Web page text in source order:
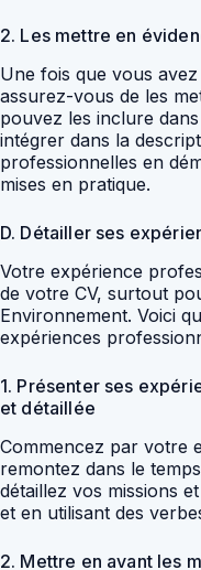
2. Les mettre en
Une fois que vous
assurez-vous de les
pouvez les inclure
intégrer dans la
professionnelles en
mises en pratique.
D. Détailler ses
Votre expérience
de votre CV, surtout
Environnement. Voici
expériences
1. Présenter ses
et détaillée
Commencez par votre
remontez dans le
détaillez vos missions
et en utilisant des
2. Mettre en avant les